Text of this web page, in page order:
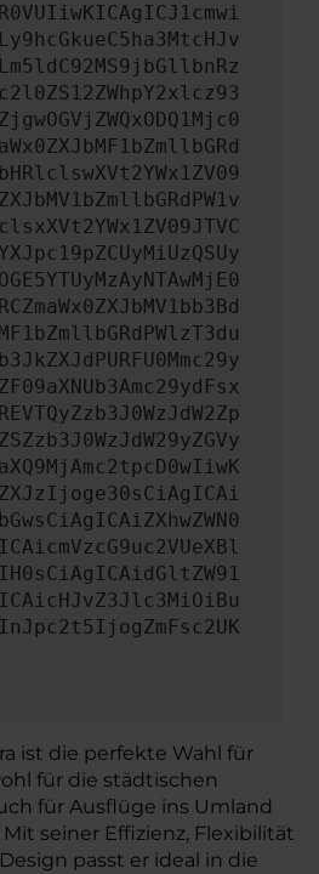
ist die perfekte Wahl für
für die städtischen
für Ausflüge ins Umland
seiner Effizienz, Flexibilität
passt er ideal in die